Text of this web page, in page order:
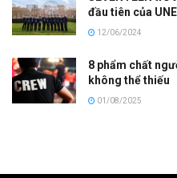
đầu tiên của
12/06/2024
8 phẩm chất
không thể thiếu
01/08/2025